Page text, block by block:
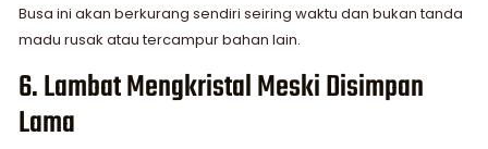
Busa ini akan berkurang sendiri seiring waktu dan bukan tanda
madu rusak atau tercampur bahan lain.
6. Lambat Mengkristal Meski Disimpan
Lama